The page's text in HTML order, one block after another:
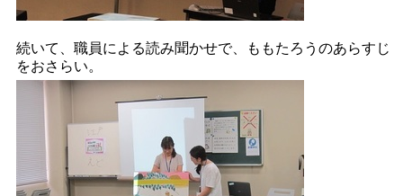
続いて、職員による読み聞かせで、ももたろうのあらすじ
をおさらい。